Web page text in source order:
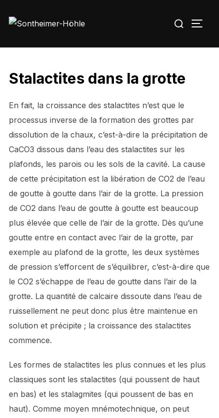
Inhalten
nach:
Stalactites dans la grotte
En fait, la croissance des stalactites n’est que le
processus inverse de la formation des grottes par
dissolution de la chaux, c’est-à-dire la précipitation de
CaCO3 dissous dans l’eau des stalactites sur les
plafonds, les parois ou les sols de la cavité. La cause
de cette précipitation est la libération de CO2 de l’eau
de goutte à goutte dans l’air de la grotte. La pression
de CO2 dans l’eau de goutte à goutte est beaucoup
plus élevée que celle de l’air de la grotte. Dès qu’une
goutte entre en contact avec l’air de la grotte, par
exemple au plafond de la grotte, les deux systèmes
de pression s’efforcent de s’équilibrer, c’est-à-dire que
le CO2 s’échappe de l’eau de goutte dans l’air de la
grotte. La quantité de calcaire dissoute dans l’eau de
ruissellement ne peut donc plus être maintenue en
solution et précipite ; la croissance des stalactites
commence.
Les formes de stalactites les plus connues et les plus
classiques sont les stalactites (qui poussent de haut
en bas) et les stalagmites (qui poussent de bas en
haut). Comme moyen mnémotechnique, on peut